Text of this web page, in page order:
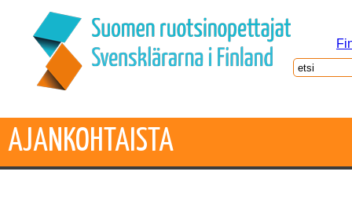
AJANKOHTAISTA